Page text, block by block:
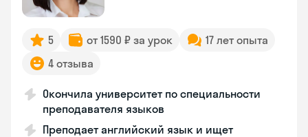
5 от 1590 ₽ за урок
17 лет опыта
4 отзыва
Окончила университет по специальности
преподавателя языков
Преподает английский язык и ищет